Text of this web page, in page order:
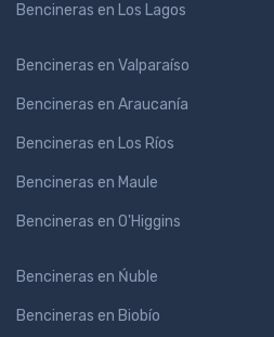
Bencineras en Los Lagos
Bencineras en Valparaíso
Bencineras en Araucanía
Bencineras en Los Ríos
Bencineras en Maule
Bencineras en O'Higgins
Bencineras en Ńuble
Bencineras en Biobío